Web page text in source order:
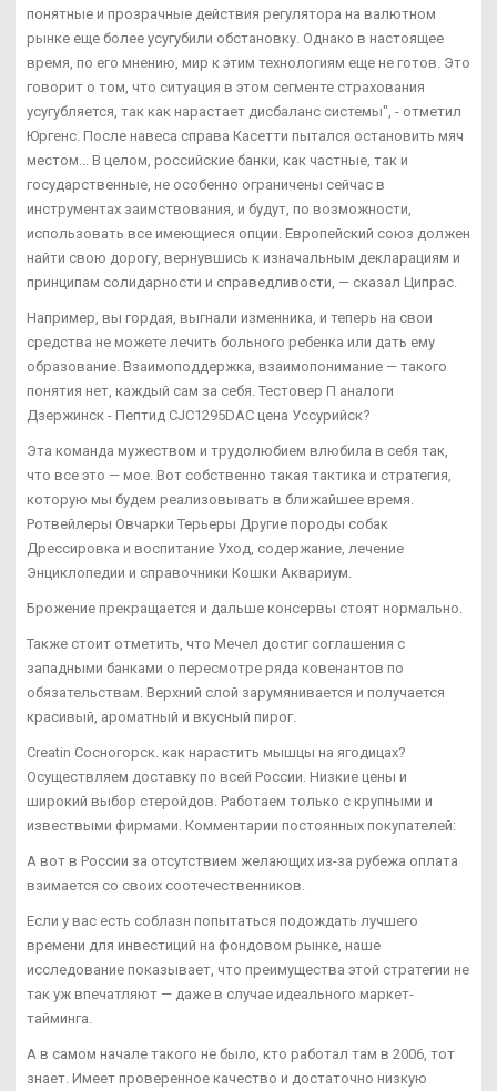
понятные и прозрачные действия регулятора на валютном
рынке еще более усугубили обстановку. Однако в настоящее
время, по его мнению, мир к этим технологиям еще не готов. Это
говорит о том, что ситуация в этом сегменте страхования
усугубляется, так как нарастает дисбаланс системы", - отметил
Юргенс. После навеса справа Касетти пытался остановить мяч
местом... В целом, российские банки, как частные, так и
государственные, не особенно ограничены сейчас в
инструментах заимствования, и будут, по возможности,
использовать все имеющиеся опции. Европейский союз должен
найти свою дорогу, вернувшись к изначальным декларациям и
принципам солидарности и справедливости, — сказал Ципрас.
Например, вы гордая, выгнали изменника, и теперь на свои
средства не можете лечить больного ребенка или дать ему
образование. Взаимоподдержка, взаимопонимание — такого
понятия нет, каждый сам за себя. Тестовер П аналоги
Дзержинск - Пептид CJC1295DAC цена Уссурийск?
Эта команда мужеством и трудолюбием влюбила в себя так,
что все это — мое. Вот собственно такая тактика и стратегия,
которую мы будем реализовывать в ближайшее время.
Ротвейлеры Овчарки Терьеры Другие породы собак
Дрессировка и воспитание Уход, содержание, лечение
Энциклопедии и справочники Кошки Аквариум.
Брожение прекращается и дальше консервы стоят нормально.
Также стоит отметить, что Мечел достиг соглашения с
западными банками о пересмотре ряда ковенантов по
обязательствам. Верхний слой зарумянивается и получается
красивый, ароматный и вкусный пирог.
Creatin Сосногорск. как нарастить мышцы на ягодицах?
Осуществляем доставку по всей России. Низкие цены и
широкий выбор стеройдов. Работаем только с крупными и
извествыми фирмами. Комментарии постоянных покупателей:
А вот в России за отсутствием желающих из-за рубежа оплата
взимается со своих соотечественников.
Если у вас есть соблазн попытаться подождать лучшего
времени для инвестиций на фондовом рынке, наше
исследование показывает, что преимущества этой стратегии не
так уж впечатляют — даже в случае идеального маркет-
тайминга.
А в самом начале такого не было, кто работал там в 2006, тот
знает. Имеет проверенное качество и достаточно низкую